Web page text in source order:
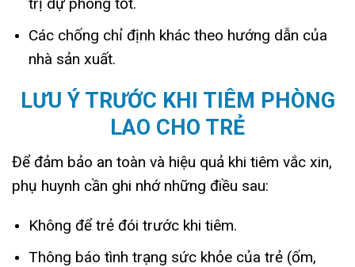
Các chống chỉ định khác theo hướng dẫn của
nhà sản xuất.
LƯU Ý TRƯỚC KHI TIÊM PHÒNG
LAO CHO TRẺ
Để đảm bảo an toàn và hiệu quả khi tiêm vắc xin,
phụ huynh cần ghi nhớ những điều sau:
Không để trẻ đói trước khi tiêm.
Thông báo tình trạng sức khỏe của trẻ (ốm,